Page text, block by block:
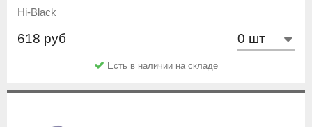
Hi-Black
618 руб
Есть в наличии на складе